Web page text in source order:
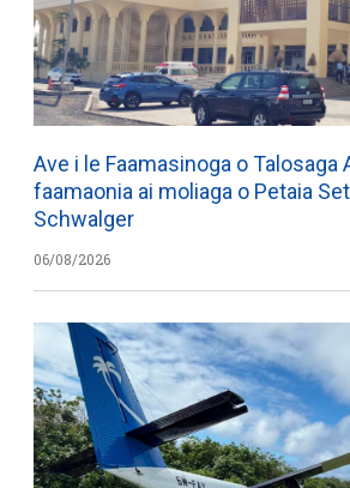
Ave i le Faamasinoga o Talosaga
faamaonia ai moliaga o Petaia
Schwalger
06/08/2026